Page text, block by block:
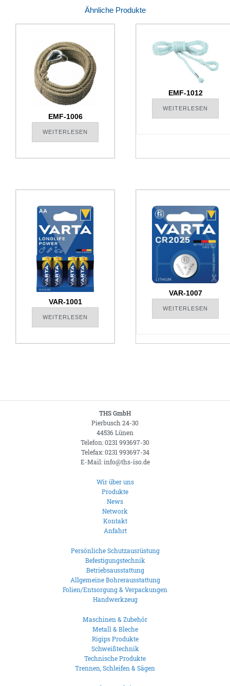
Ähnliche Produkte
EMF-1006
WEITERLESEN
EMF-1012
WEITERLESEN
VAR-1001
WEITERLESEN
VAR-1007
WEITERLESEN
THS GmbH
Pierbusch 24-30
44536 Lünen
Telefon: 0231 993697-30
Telefax: 0231 993697-34
E-Mail: info@ths-iso.de
Wir über uns
Produkte
News
Network
Kontakt
Anfahrt
Persönliche Schutzausrüstung
Befestigungstechnik
Betriebsausstattung
Allgemeine Bohrerausstattung
Folien/Entsorgung & Verpackungen
Handwerkzeug
Maschinen & Zubehör
Metall & Bleche
Rigips Produkte
Schweißtechnik
Technische Produkte
Trennen, Schleifen & Sägen